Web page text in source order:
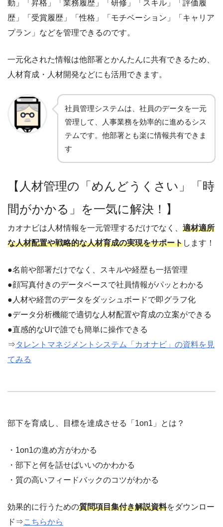
動」「昇格」「業務履歴」「研修」「スキル」「評価履
歴」「受賞履歴」「性格」「モチベーション」「キャリア
プラン」などを管理できるのです。
一元化された情報は他部署とかんたんに共有できるため、
人材育成・人材開発などにも活用できます。
社員管理システムは、社員のデータを一元
管理して、人事業務を効率的に進めるシス
テムです。他部署とも楽に情報共有できま
す
【人材管理の「めんどうくさい」「時
間がかかる」を一気に解決！】
カオナビは人材情報を一元管理するだけでなく、 適材適所
な人材配置や戦略的な人材育成の実現をサポートします！
●名前や部署だけでなく、スキルや経歴も一括管理
●顔写真付きのデータベースで社員情報がパッとわかる
●人材や経営のデータをダッシュボードで即グラフ化
●データ分析機能で適切な人材配置や育成の立案ができる
●直感的なUIで誰でも簡単に操作できる
⇒タレントマネジメントシステム「カオナビ」の資料を見
てみる
部下を育成し、目標を達成させる「1on1」とは？
・1on1の進め方がわかる
・部下と何を話せばいいのかわかる
・質の高いフィードバックのコツがわかる
効果的に行うための質問項目集付き解説資料をダウンロー
ド⇒こちらから